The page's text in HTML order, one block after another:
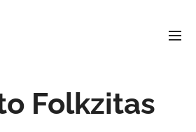
Folkzitas